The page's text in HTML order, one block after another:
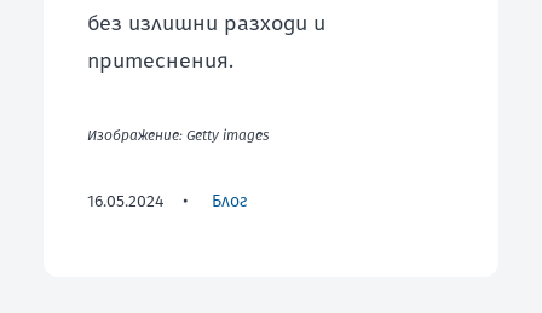
без излишни разходи и
притеснения.
Изображение: Getty images
16.05.2024 • Блог